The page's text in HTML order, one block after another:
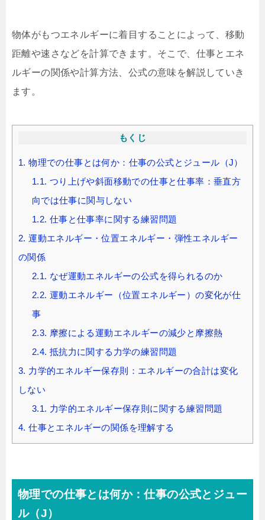
物体がもつエネルギーに着目することによって、移動
距離や速さなどを計算できます。そこで、仕事とエネ
ルギーの関係や計算方法、公式の意味を解説していき
ます。
もくじ
1. 物理での仕事とは何か：仕事の公式とジュール（J）
1.1. つり上げや斜面移動での仕事と仕事率：垂直方
向では仕事に関与しない
1.2. 仕事と仕事率に関する練習問題
2. 運動エネルギー・位置エネルギー・弾性エネルギー
の関係
2.1. なぜ運動エネルギーの公式を得られるのか
2.2. 運動エネルギー（位置エネルギー）の変化が仕
事
2.3. 摩擦による運動エネルギーの減少と摩擦熱
2.4. 抵抗力に関する力学の練習問題
3. 力学的エネルギー保存則：エネルギーの合計は変化
しない
3.1. 力学的エネルギー保存則に関する練習問題
4. 仕事とエネルギーの関係を理解する
物理での仕事とは何か：仕事の公式とジュー
ル（J）